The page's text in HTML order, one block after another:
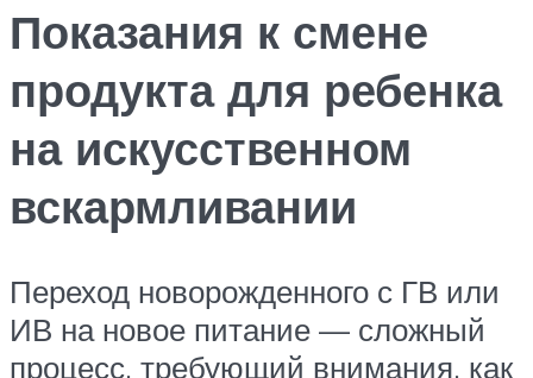
Показания к смене
продукта для ребенка
на искусственном
вскармливании
Переход новорожденного с ГВ или
ИВ на новое питание — сложный
процесс, требующий внимания, как